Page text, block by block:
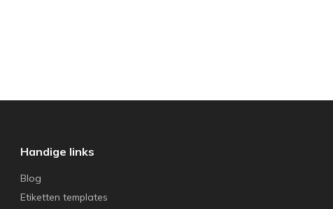
Handige links
Blog
Etiketten templates